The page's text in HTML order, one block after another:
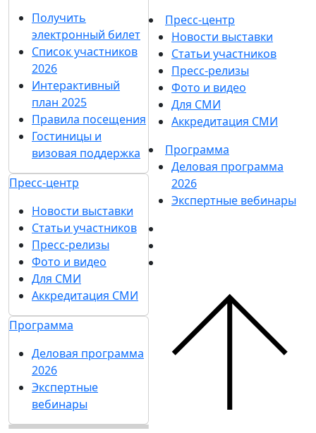
Получить
электронный билет
Список участников
2026
Интерактивный
план 2025
Правила посещения
Гостиницы и
визовая поддержка
Пресс-центр
Новости выставки
Статьи участников
Пресс-релизы
Фото и видео
Для СМИ
Аккредитация СМИ
Программа
Деловая программа
2026
Экспертные
вебинары
Пресс-центр
Новости выставки
Статьи участников
Пресс-релизы
Фото и видео
Для СМИ
Аккредитация СМИ
Программа
Деловая программа
2026
Экспертные вебинары